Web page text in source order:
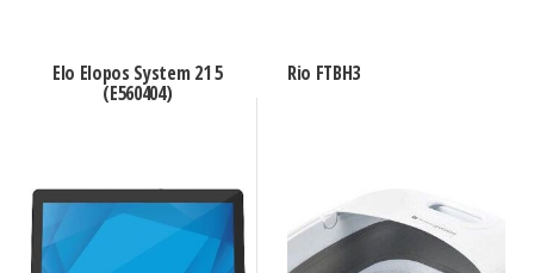
Elo Elopos System 21 5
(E560404)
Rio FTBH3